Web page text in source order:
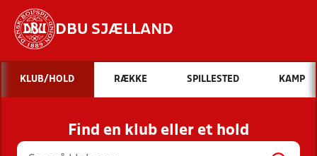
DBU SJÆLLAND
Hvad vil du søge efter?
INDHOLD OG NYHEDER
STILLINGER, RESULTATER, KLUBBER OG
HOLD
KLUB/HOLD RÆKKE SPILLESTED KAMP
Find en klub eller et hold